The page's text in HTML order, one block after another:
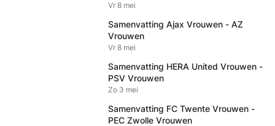
Vr 8 mei
Samenvatting Ajax Vrouwen - AZ
Vrouwen
Vr 8 mei
Samenvatting HERA United Vrouwen -
PSV Vrouwen
Zo 3 mei
Samenvatting FC Twente Vrouwen -
PEC Zwolle Vrouwen